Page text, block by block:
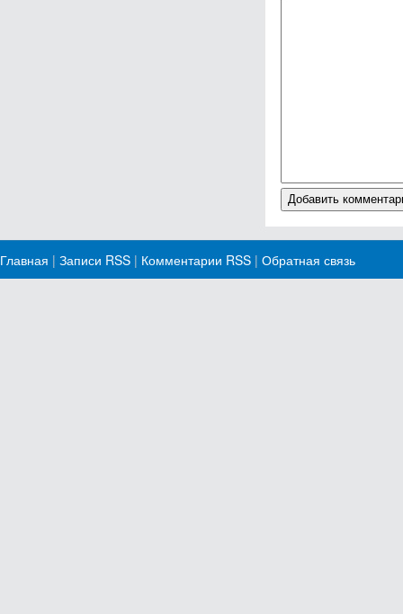
Главная | Записи RSS | Комментарии RSS | Обратная связь